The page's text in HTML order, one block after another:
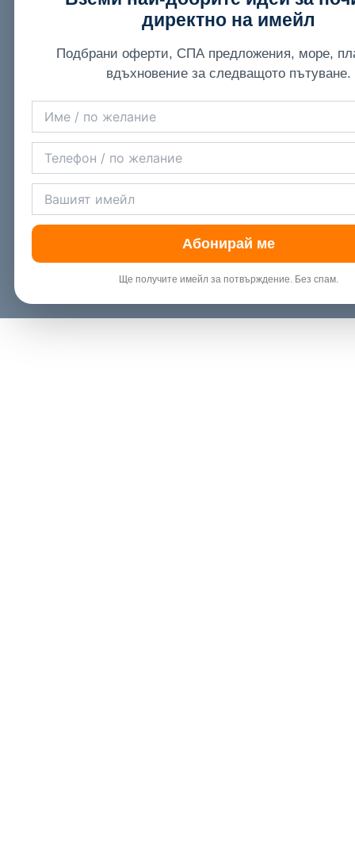
директно на имейл
Подбрани оферти, СПА предложения, море,
вдъхновение за следващото пътуване.
Абонирай ме
Ще получите имейл за потвърждение. Без спам.